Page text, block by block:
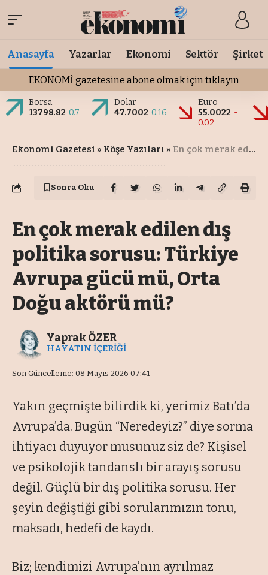
Anasayfa Yazarlar Ekonomi Sektör Şirket
EKONOMİ gazetesine abone olmak için tıklayın
Borsa
13798.82 0.7
Dolar
47.7002 0.16
Euro
55.0022 -
0.02
Ekonomi Gazetesi » Köşe Yazıları » En çok merak edilen dış politika sorusu: Türkiye Avrupa gücü mü, Orta Doğu aktörü mü?
Sonra Oku
En çok merak edilen dış
politika sorusu: Türkiye
Avrupa gücü mü, Orta
Doğu aktörü mü?
Son Güncelleme: 08 Mayıs 2026 07:41
Yaprak ÖZER
HAYATIN İÇERİĞİ
Yakın geçmişte bilirdik ki, yerimiz Batı’da
Avrupa’da. Bugün “Neredeyiz?” diye sorma
ihtiyacı duyuyor musunuz siz de? Kişisel
ve psikolojik tandanslı bir arayış sorusu
değil. Güçlü bir dış politika sorusu. Her
şeyin değiştiği gibi sorularımızın tonu,
maksadı, hedefi de kaydı.
Biz; kendimizi Avrupa’nın ayrılmaz